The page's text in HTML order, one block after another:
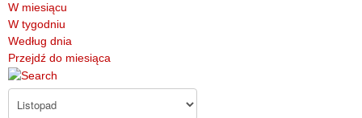
W miesiącu
W tygodniu
Według dnia
Przejdź do miesiąca